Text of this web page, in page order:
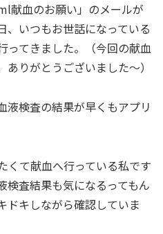
献血のお願い」のメールが
、いつもお世話になっている
ってきました。（今回の献血
りがとうございました～）
液検査の結果が早くもアプリ
くて献血へ行っている私です
検査結果も気になるってもん
ドキしながら確認していま